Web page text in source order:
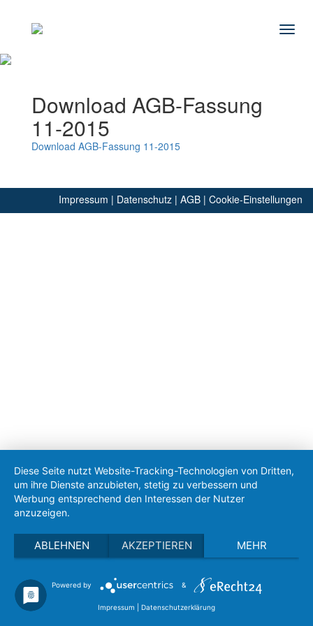
Download AGB-Fassung
11-2015
Download AGB-Fassung 11-2015
Impressum | Datenschutz | AGB | Cookie-Einstellungen
Diese Seite nutzt Website-Tracking-Technologien von Dritten,
um ihre Dienste anzubieten, stetig zu verbessern und
Werbung entsprechend den Interessen der Nutzer
anzuzeigen.
ABLEHNEN AKZEPTIEREN MEHR
Powered by &
Impressum Datenschutzerklärung